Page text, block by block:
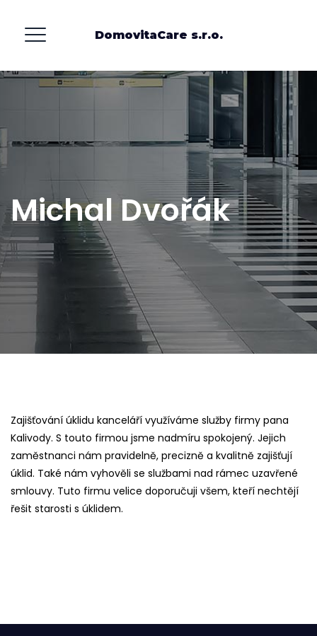
DomovitaCare s.r.o.
Michal Dvořák
Zajišťování úklidu kanceláří využíváme služby firmy pana
Kalivody. S touto firmou jsme nadmíru spokojený. Jejich
zaměstnanci nám pravidelně, precizně a kvalitně zajišťují
úklid. Také nám vyhověli se službami nad rámec uzavřené
smlouvy. Tuto firmu velice doporučuji všem, kteří nechtějí
řešit starosti s úklidem.